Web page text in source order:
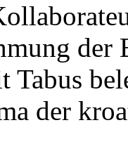
Tabus
der